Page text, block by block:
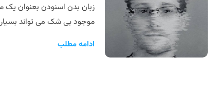
زبان بدن اسنودن بعنوان یک
موجود بی شک می تواند بسیار
ادامه مطلب